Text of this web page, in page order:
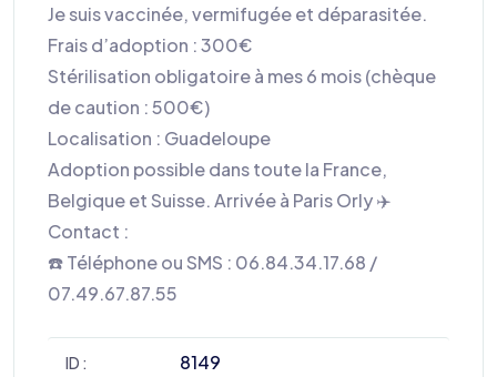
Je suis vaccinée, vermifugée et déparasitée.
Frais d’adoption : 300€
Stérilisation obligatoire à mes 6 mois (chèque
de caution : 500€)
Localisation : Guadeloupe
Adoption possible dans toute la France,
Belgique et Suisse. Arrivée à Paris Orly ✈️
Contact :
☎️ Téléphone ou SMS : 06.84.34.17.68 /
07.49.67.87.55
ID : 8149